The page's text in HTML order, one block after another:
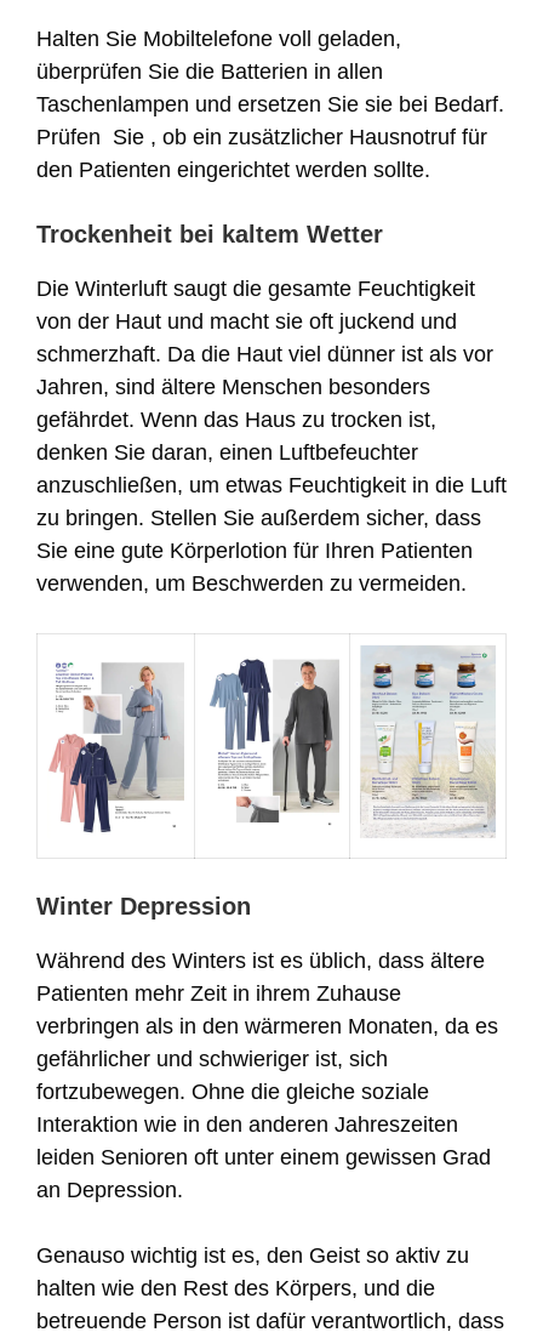
Halten Sie Mobiltelefone voll geladen,
überprüfen Sie die Batterien in allen
Taschenlampen und ersetzen Sie sie bei Bedarf.
Prüfen Sie , ob ein zusätzlicher Hausnotruf für
den Patienten eingerichtet werden sollte.
Trockenheit bei kaltem Wetter
Die Winterluft saugt die gesamte Feuchtigkeit
von der Haut und macht sie oft juckend und
schmerzhaft. Da die Haut viel dünner ist als vor
Jahren, sind ältere Menschen besonders
gefährdet. Wenn das Haus zu trocken ist,
denken Sie daran, einen Luftbefeuchter
anzuschließen, um etwas Feuchtigkeit in die Luft
zu bringen. Stellen Sie außerdem sicher, dass
Sie eine gute Körperlotion für Ihren Patienten
verwenden, um Beschwerden zu vermeiden.
Winter Depression
Während des Winters ist es üblich, dass ältere
Patienten mehr Zeit in ihrem Zuhause
verbringen als in den wärmeren Monaten, da es
gefährlicher und schwieriger ist, sich
fortzubewegen. Ohne die gleiche soziale
Interaktion wie in den anderen Jahreszeiten
leiden Senioren oft unter einem gewissen Grad
an Depression.
Genauso wichtig ist es, den Geist so aktiv zu
halten wie den Rest des Körpers, und die
betreuende Person ist dafür verantwortlich, dass